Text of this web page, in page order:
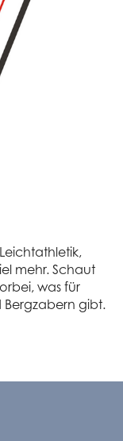
mehr. Schaut
was für
Bergzabern gibt.